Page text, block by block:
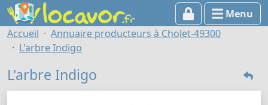
Menu
Accueil
Annuaire producteurs à Cholet-49300
L'arbre Indigo
L'arbre Indigo